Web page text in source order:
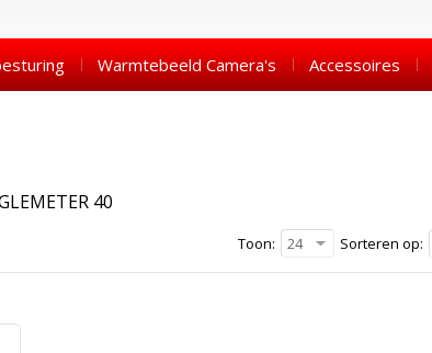
Warmtebeeld Camera's Accessoires
40
Sorteren op:
Toon: 24